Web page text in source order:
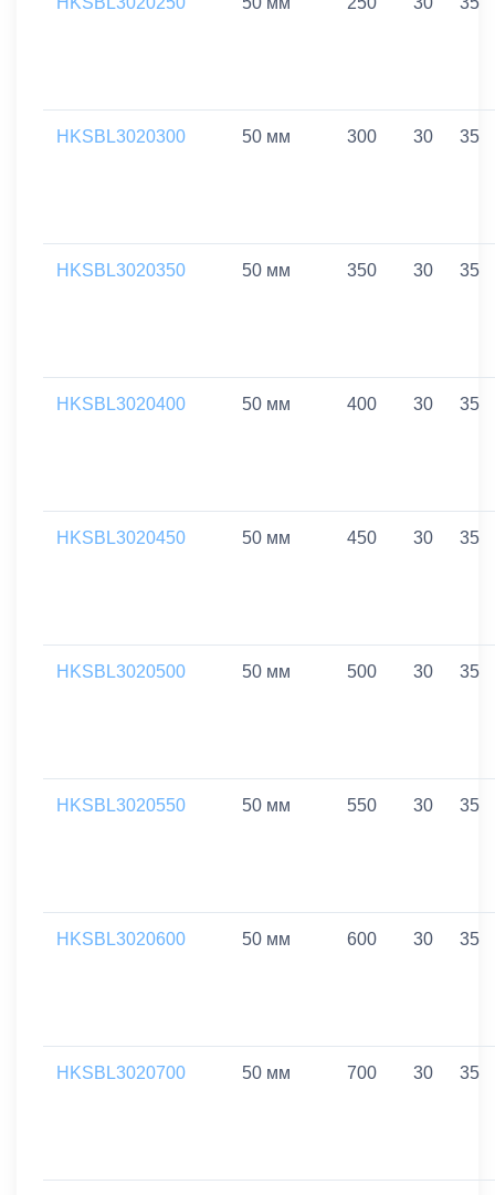
HKSBL3020300 50 мм 300 30 35
HKSBL3020350 50 мм 350 30 35
HKSBL3020400 50 мм 400 30 35
HKSBL3020450 50 мм 450 30 35
HKSBL3020500 50 мм 500 30 35
HKSBL3020550 50 мм 550 30 35
HKSBL3020600 50 мм 600 30 35
HKSBL3020700 50 мм 700 30 35